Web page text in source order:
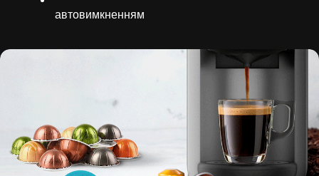
автовимкненням